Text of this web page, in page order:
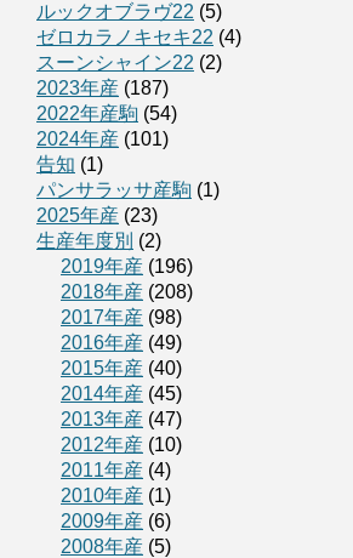
ルックオブラヴ22 (5)
ゼロカラノキセキ22 (4)
スーンシャイン22 (2)
2023年産 (187)
2022年産駒 (54)
2024年産 (101)
告知 (1)
パンサラッサ産駒 (1)
2025年産 (23)
生産年度別 (2)
2019年産 (196)
2018年産 (208)
2017年産 (98)
2016年産 (49)
2015年産 (40)
2014年産 (45)
2013年産 (47)
2012年産 (10)
2011年産 (4)
2010年産 (1)
2009年産 (6)
2008年産 (5)